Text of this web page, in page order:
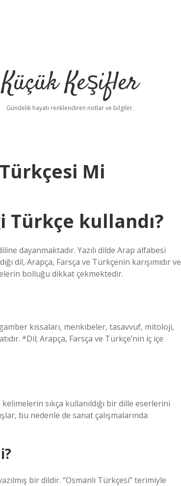
Küçük Keşifler
Gündelik hayatı renklendiren notlar ve bilgiler.
Mi
Türkçe kullandı?
dayanmaktadır. Yazılı dilde Arap alfabesi
dil, Arapça, Farsça ve Türkçenin karışımıdır ve
bolluğu dikkat çekmektedir.
kıssaları, menkıbeler, tasavvuf, mitoloji,
*Dil; Arapça, Farsça ve Türkçe’nin iç içe
sıkça kullanıldığı bir dille eserlerini
bu nedenle de sanat çalışmalarında
bir dildir. “Osmanlı Türkçesi” terimiyle